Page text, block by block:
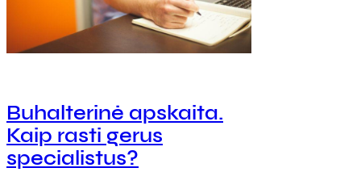
Buhalterinė apskaita.
Kaip rasti gerus
specialistus?